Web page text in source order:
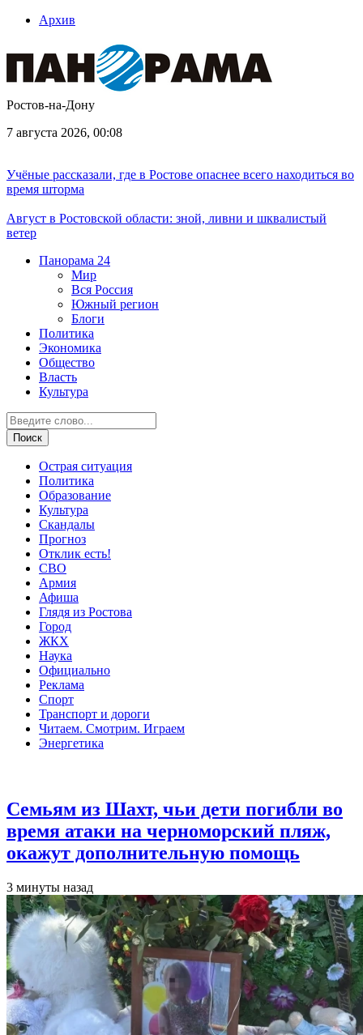
Архив
Ростов-на-Дону
7 августа 2026, 00:08
Учёные рассказали, где в Ростове опаснее всего находиться во
время шторма
Август в Ростовской области: зной, ливни и шквалистый
ветер
Панорама 24
Мир
Вся Россия
Южный регион
Блоги
Политика
Экономика
Общество
Власть
Культура
Острая ситуация
Политика
Образование
Культура
Скандалы
Прогноз
Отклик есть!
СВО
Армия
Афиша
Глядя из Ростова
Город
ЖКХ
Наука
Официально
Реклама
Спорт
Транспорт и дороги
Читаем. Смотрим. Играем
Энергетика
Семьям из Шахт, чьи дети погибли во
время атаки на черноморский пляж,
окажут дополнительную помощь
3 минуты назад